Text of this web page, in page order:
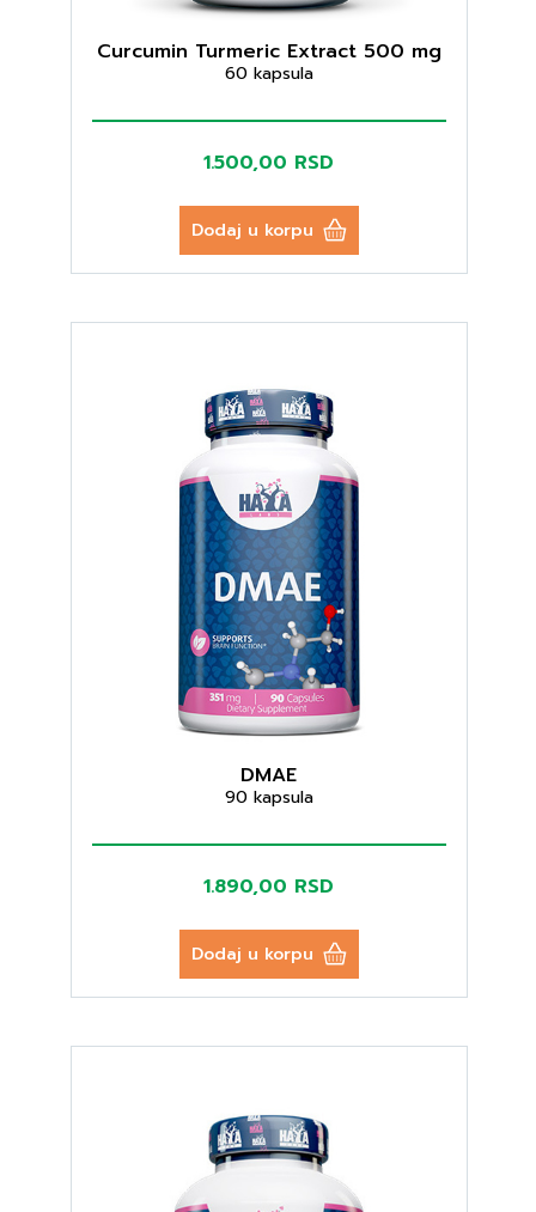
Curcumin Turmeric Extract 500 mg
60 kapsula
1.500,00 RSD
Dodaj u korpu
DMAE
90 kapsula
1.890,00 RSD
Dodaj u korpu